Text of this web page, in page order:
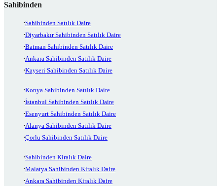
Sahibinden
Sahibinden Satılık Daire
Diyarbakır Sahibinden Satılık Daire
Batman Sahibinden Satılık Daire
Ankara Sahibinden Satılık Daire
Kayseri Sahibinden Satılık Daire
Konya Sahibinden Satılık Daire
İstanbul Sahibinden Satılık Daire
Esenyurt Sahibinden Satılık Daire
Alanya Sahibinden Satılık Daire
Çorlu Sahibinden Satılık Daire
Sahibinden Kiralık Daire
Malatya Sahibinden Kiralık Daire
Ankara Sahibinden Kiralık Daire